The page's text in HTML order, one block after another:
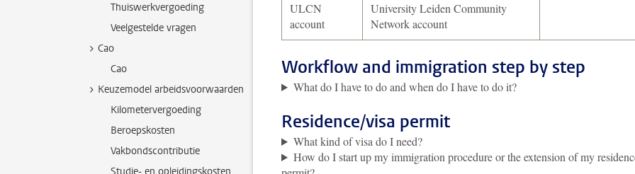
Thuiswerkvergoeding
Veelgestelde vragen
Cao
Cao
Keuzemodel arbeidsvoorwaarden
Kilometervergoeding
Beroepskosten
Vakbondscontributie
ULCN
account
University Leiden Community
Network account
Workflow and immigration step by step
What do I have to do and when do I have to do it?
Residence/visa permit
What kind of visa do I need?
How do I start up my immigration procedure or the extension of my